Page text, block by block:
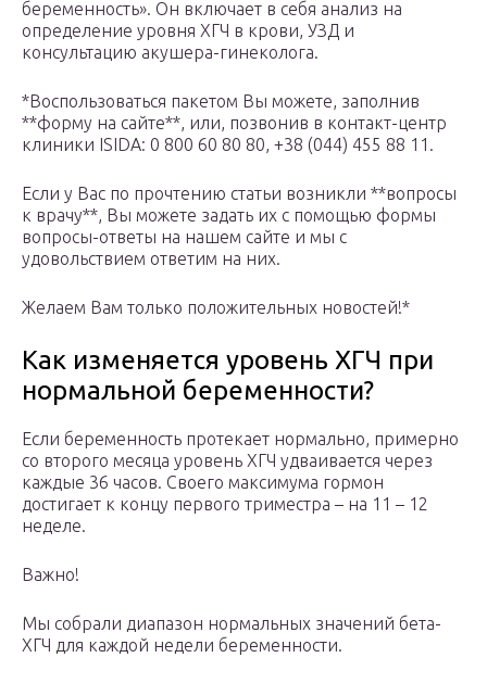
беременность». Он включает в себя анализ на
определение уровня ХГЧ в крови, УЗД и
консультацию акушера-гинеколога.
*Воспользоваться пакетом Вы можете, заполнив
**форму на сайте**, или, позвонив в контакт-центр
клиники ISIDA: 0 800 60 80 80, +38 (044) 455 88 11.
Если у Вас по прочтению статьи возникли **вопросы
к врачу**, Вы можете задать их с помощью формы
вопросы-ответы на нашем сайте и мы с
удовольствием ответим на них.
Желаем Вам только положительных новостей!*
Как изменяется уровень ХГЧ при
нормальной беременности?
Если беременность протекает нормально, примерно
со второго месяца уровень ХГЧ удваивается через
каждые 36 часов. Своего максимума гормон
достигает к концу первого триместра – на 11 – 12
неделе.
Важно!
Мы собрали диапазон нормальных значений бета-
ХГЧ для каждой недели беременности.